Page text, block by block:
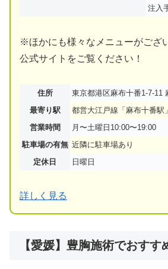
注入
※ほかにも様々なメニューがござ
公式サイトをご覧ください！
住所
東京都港区麻布十番1-7-11
最寄り駅
都営大江戸線「麻布十番駅
営業時間
月〜土曜日10:00〜19:00
駐車場の有無 近隣に駐車場あり
定休日
日曜日
詳しく見る
【愛媛】豊胸施術でおすす